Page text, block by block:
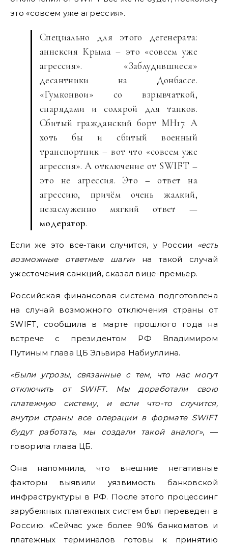
это «совсем уже агрессия».
Специально для этого дегенерата:
аннексия Крыма – это «совсем уже
агрессия». «Заблудившиеся»
десантники на Донбассе.
«Гумконвои» со взрывчаткой,
снарядами и солярой для танков.
Сбитый гражданский борт MH17. А
хоть бы и сбитый военный
транспортник – вот что «совсем уже
агрессия». А отключение от SWIFT –
это не агрессия. Это – ответ на
агрессию, причём очень жалкий,
незаслуженно мягкий ответ —
модератор.
Если же это все-таки случится, у России
«есть
возможные ответные шаги»на такой случай
ужесточения санкций, сказал вице-премьер.
Российская финансовая система подготовлена
на случай возможного отключения страны от
SWIFT, сообщила в марте прошлого года на
встрече с президентом РФ Владимиром
Путиным глава ЦБ Эльвира Набиуллина.
«Были угрозы, связанные с тем, что нас могут
отключить от SWIFT. Мы доработали свою
платежную систему, и если что-то случится,
внутри страны все операции в формате SWIFT
будут работать, мы создали такой аналог», —
говорила глава ЦБ.
Она напомнила, что внешние негативные
факторы выявили уязвимость банковской
инфраструктуры в РФ. После этого процессинг
зарубежных платежных систем был переведен в
Россию. «Cейчас уже более 90% банкоматов и
платежных терминалов готовы к принятию